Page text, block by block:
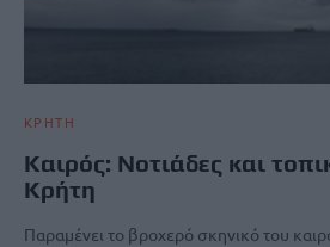
ΚΡΗΤΗ
Kαιρός: Νοτιάδες και
Κρήτη
Παραμένει το βροχερό σκηνικό του